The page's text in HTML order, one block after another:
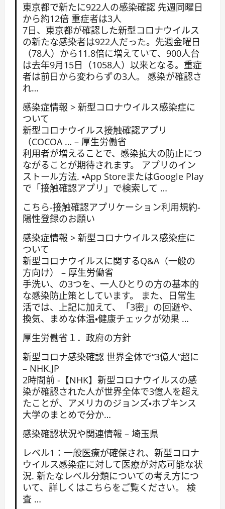
東京都で新たに922人の感染確認 先週同曜日
から約12倍 重症者は3人
7日、東京都が確認した新型コロナウイルス
の新たな感染者は922人だった。先週金曜日
（78人）から11.8倍に増えていて、900人台
は去年9月15日（1058人）以来となる。重症
者は前日から変わらずの3人。 感染が確認さ
れ…
感染症情報 > 新型コロナウイルス感染症に
ついて
新型コロナウイルス接触確認アプリ
（COCOA … – 厚生労働省
利用者が増えることで、感染拡大の防止につ
ながることが期待されます。 アプリのイン
ストール方法. ・App StoreまたはGoogle Play
で「接触確認アプリ」で検索して …
こちら-接触確認アプリケーション利用規約-
陽性登録のお願い
感染症情報 > 新型コロナウイルス感染症に
ついて
新型コロナウイルスに関するQ&A（一般の
方向け） – 厚生労働省
手洗い、の3つを、一人ひとりの方の基本的
な感染防止策としています。 また、日常生
活では、上記に加えて、「3密」の回避や、
換気、まめな体温・健康チェックが効果 …
厚生労働省１．政府の方針
新型コロナ感染確認 世界全体で“3億人”超に
– NHK.JP
2時間前 -【NHK】新型コロナウイルスの感
染が確認された人が世界全体で3億人を超え
たことが、アメリカのジョンズ・ホプキンス
大学のまとめで分か…
感染確認状況や関連情報 – 埼玉県
レベル1：一般医療が確保され、新型コロナ
ウイルス感染症に対して医療が対応可能な状
況. 新たなレベル分類についての考え方につ
いて、詳しくはこちらをご覧ください。 検
査 …